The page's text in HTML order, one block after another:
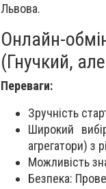
Львова.
Онлайн-
(Гнучкий,
Переваги:
Зручність
Широкий
агрегатори) з
Можливість
Безпека: